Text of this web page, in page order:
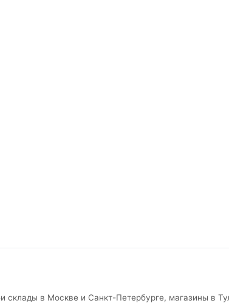
склады в Москве и Санкт-Петербурге, магазины в